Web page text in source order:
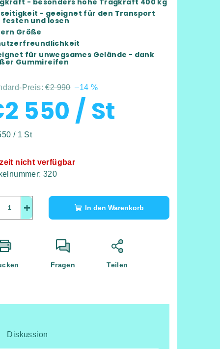
- besonders hohe Tragkraft 400 kg
- geeignet für den Transport
festen und losen
Größe
für unwegsames Gelände - dank
Gummireifen
Preis: €2 990 –14 %
550 / St
/ 1 St
nicht verfügbar
320
+ In den Warenkorb
Fragen Teilen
Diskussion